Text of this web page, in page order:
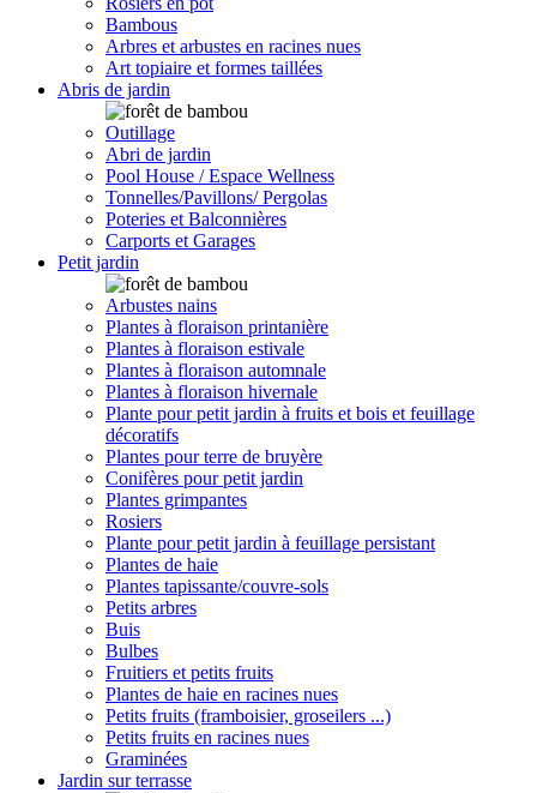
Bambous
Arbres et arbustes en racines nues
Art topiaire et formes taillées
Abris de jardin
Outillage
Abri de jardin
Pool House / Espace Wellness
Tonnelles/Pavillons/ Pergolas
Poteries et Balconnières
Carports et Garages
Petit jardin
Arbustes nains
Plantes à floraison printanière
Plantes à floraison estivale
Plantes à floraison automnale
Plantes à floraison hivernale
Plante pour petit jardin à fruits et bois et feuillage
décoratifs
Plantes pour terre de bruyère
Conifères pour petit jardin
Plantes grimpantes
Rosiers
Plante pour petit jardin à feuillage persistant
Plantes de haie
Plantes tapissante/couvre-sols
Petits arbres
Buis
Bulbes
Fruitiers et petits fruits
Plantes de haie en racines nues
Petits fruits (framboisier, groseilers ...)
Petits fruits en racines nues
Graminées
Jardin sur terrasse